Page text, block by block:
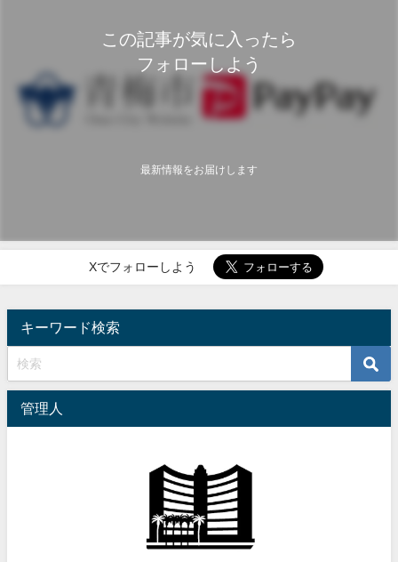
この記事が気に入ったら
フォローしよう
最新情報をお届けします
Xでフォローしよう
キーワード検索
管理人